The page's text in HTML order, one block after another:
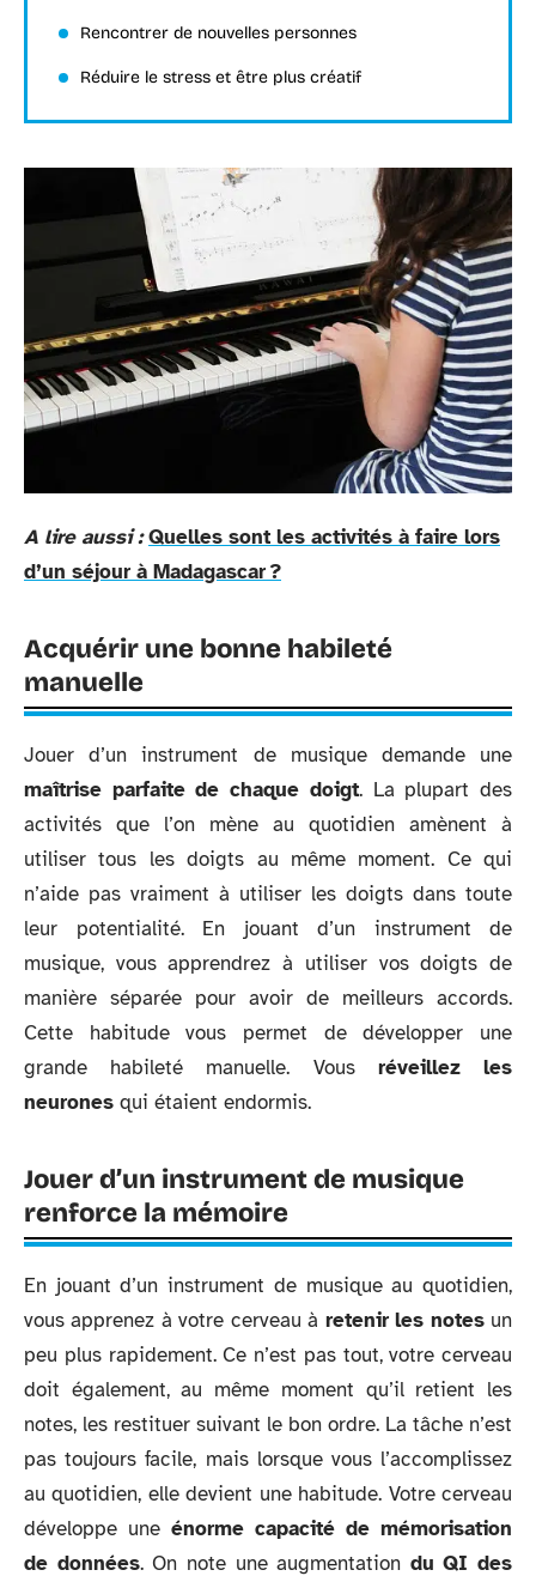
Rencontrer de nouvelles personnes
Réduire le stress et être plus créatif
A lire aussi : Quelles sont les activités à faire lors
d’un séjour à Madagascar ?
Acquérir une bonne habileté
manuelle
Jouer d’un instrument de musique demande une
maîtrise parfaite de chaque doigt. La plupart des
activités que l’on mène au quotidien amènent à
utiliser tous les doigts au même moment. Ce qui
n’aide pas vraiment à utiliser les doigts dans toute
leur potentialité. En jouant d’un instrument de
musique, vous apprendrez à utiliser vos doigts de
manière séparée pour avoir de meilleurs accords.
Cette habitude vous permet de développer une
grande habileté manuelle. Vous réveillez les
neurones qui étaient endormis.
Jouer d’un instrument de musique
renforce la mémoire
En jouant d’un instrument de musique au quotidien,
vous apprenez à votre cerveau à retenir les notesun
peu plus rapidement. Ce n’est pas tout, votre cerveau
doit également, au même moment qu’il retient les
notes, les restituer suivant le bon ordre. La tâche n’est
pas toujours facile, mais lorsque vous l’accomplissez
au quotidien, elle devient une habitude. Votre cerveau
développe une énorme capacité de mémorisation
de données. On note une augmentation du QI des